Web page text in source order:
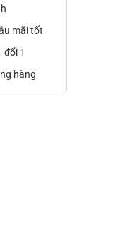
mãi tốt
đổi 1
hàng